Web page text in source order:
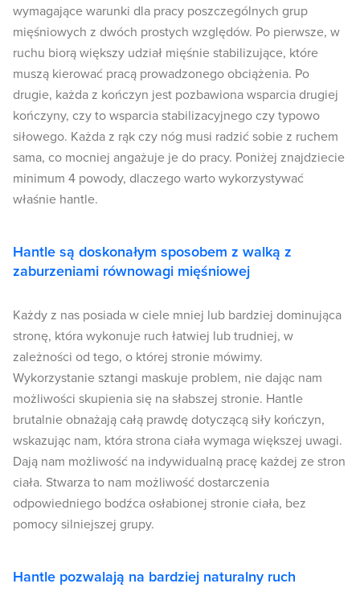
wymagające warunki dla pracy poszczególnych grup
mięśniowych z dwóch prostych względów. Po pierwsze, w
ruchu biorą większy udział mięśnie stabilizujące, które
muszą kierować pracą prowadzonego obciążenia. Po
drugie, każda z kończyn jest pozbawiona wsparcia drugiej
kończyny, czy to wsparcia stabilizacyjnego czy typowo
siłowego. Każda z rąk czy nóg musi radzić sobie z ruchem
sama, co mocniej angażuje je do pracy. Poniżej znajdziecie
minimum 4 powody, dlaczego warto wykorzystywać
właśnie hantle.
Hantle są doskonałym sposobem z walką z
zaburzeniami równowagi mięśniowej
Każdy z nas posiada w ciele mniej lub bardziej dominująca
stronę, która wykonuje ruch łatwiej lub trudniej, w
zależności od tego, o której stronie mówimy.
Wykorzystanie sztangi maskuje problem, nie dając nam
możliwości skupienia się na słabszej stronie. Hantle
brutalnie obnażają całą prawdę dotyczącą siły kończyn,
wskazując nam, która strona ciała wymaga większej uwagi.
Dają nam możliwość na indywidualną pracę każdej ze stron
ciała. Stwarza to nam możliwość dostarczenia
odpowiedniego bodźca osłabionej stronie ciała, bez
pomocy silniejszej grupy.
Hantle pozwalają na bardziej naturalny ruch